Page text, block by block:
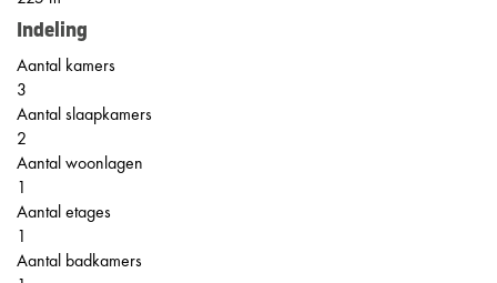
Indeling
Aantal kamers
3
Aantal slaapkamers
2
Aantal woonlagen
1
Aantal etages
1
Aantal badkamers